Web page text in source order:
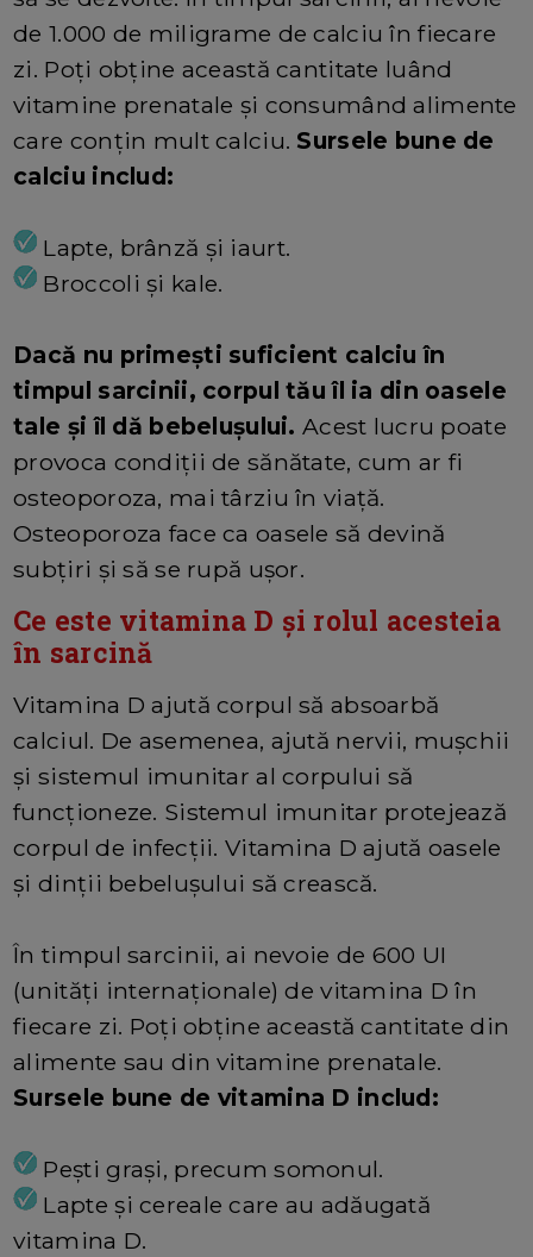
de 1.000 de miligrame de calciu în fiecare
zi. Poți obține această cantitate luând
vitamine prenatale și consumând alimente
care conțin mult calciu. Sursele bune de
calciu includ:
Lapte, brânză și iaurt.
Broccoli și kale.
Dacă nu primești suficient calciu în
timpul sarcinii, corpul tău îl ia din oasele
tale și îl dă bebelușului. Acest lucru poate
provoca condiții de sănătate, cum ar fi
osteoporoza, mai târziu în viață.
Osteoporoza face ca oasele să devină
subțiri și să se rupă ușor.
Ce este vitamina D și rolul acesteia
în sarcină
Vitamina D ajută corpul să absoarbă
calciul. De asemenea, ajută nervii, mușchii
și sistemul imunitar al corpului să
funcționeze. Sistemul imunitar protejează
corpul de infecții. Vitamina D ajută oasele
și dinții bebelușului să crească.
În timpul sarcinii, ai nevoie de 600 UI
(unități internaționale) de vitamina D în
fiecare zi. Poți obține această cantitate din
alimente sau din vitamine prenatale.
Sursele bune de vitamina D includ:
Pești grași, precum somonul.
Lapte și cereale care au adăugată
vitamina D.